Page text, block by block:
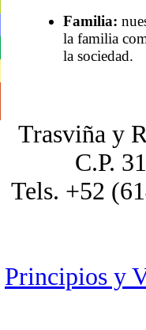
Familia:
la familia
la sociedad.
Trasviña y
C.P.
Tels. +52
Principios y